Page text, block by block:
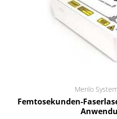
Menlo
Femtosekunden-